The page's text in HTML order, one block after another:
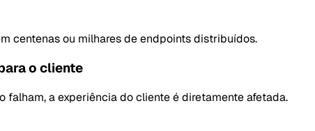
centenas ou milhares de endpoints distribuídos.
o cliente
a experiência do cliente é diretamente afetada.